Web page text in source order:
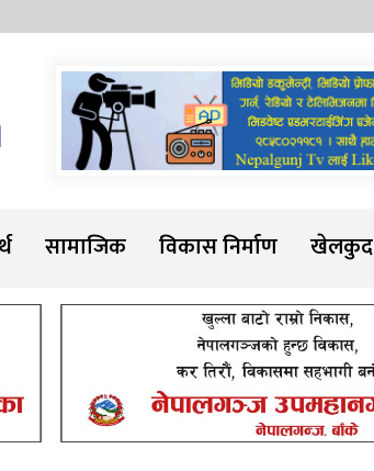
Sadarline
सामाजिक विकास निर्माण खेलकुद